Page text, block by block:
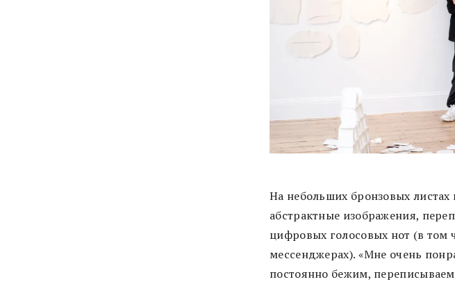
На небольших бронзовых
абстрактные изображения,
цифровых голосовых нот (в том
мессенджерах). «Мне очень
постоянно бежим,